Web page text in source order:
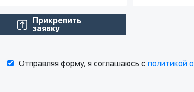
Прикрепить
заявку
Отправляя форму, я соглашаюсь с политикой